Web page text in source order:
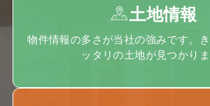
土地情報
物件情報の多さが当社の強みです。
ッタリの土地が見つかりま